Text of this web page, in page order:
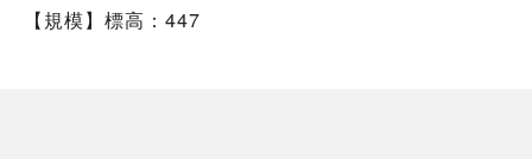
【規模】標高：447